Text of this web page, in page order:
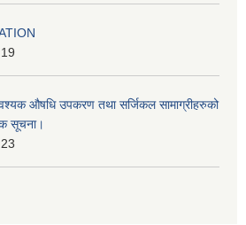
औषधि उपकरण तथा सर्जिकल सामाग्रीहरुको
सूचना।